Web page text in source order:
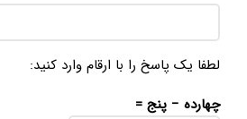
لطفا یک پاسخ را با ارقام وارد کنید:
چهارده − پنج =